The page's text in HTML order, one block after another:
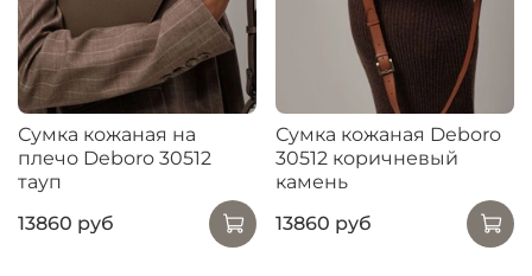
Сумка кожаная на
плечо Deboro 30512
тауп
13860 руб
Сумка кожаная Deboro
30512 коричневый
камень
13860 руб